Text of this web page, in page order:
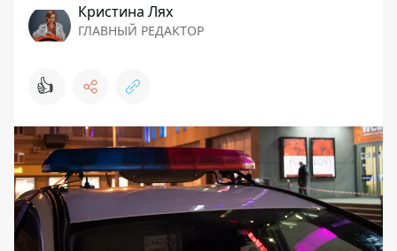
Кристина Лях
ГЛАВНЫЙ РЕДАКТОР
👍